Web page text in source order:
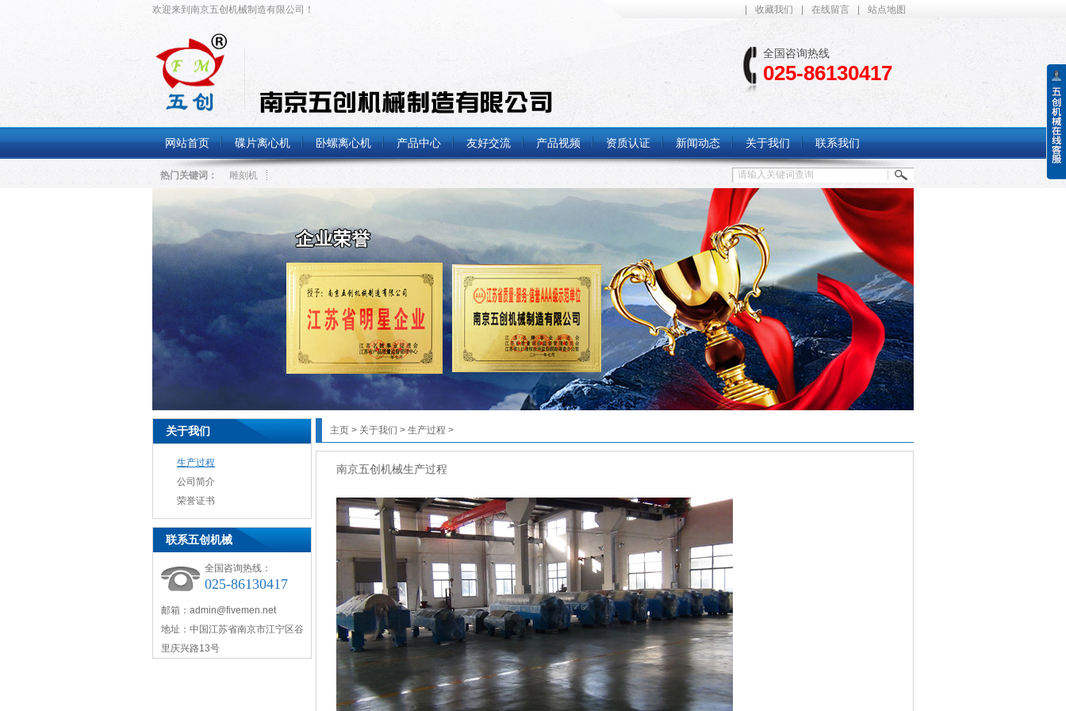
欢迎来到南京五创机械制造有限公司！ 收藏我们 在线留言 站点地图
全国咨询热线
025-86130417
网站首页 碟片离心机 卧螺离心机 产品中心 友好交流 产品视频 资质认证 新闻动态 关于我们 联系我们
热门关键词： 雕刻机
关于我们
生产过程
公司简介
荣誉证书
联系五创机械
全国咨询热线：
025-86130417
邮箱：admin@fivemen.net
地址：中国江苏省南京市江宁区谷
里庆兴路13号
主页 > 关于我们 > 生产过程 >
南京五创机械生产过程